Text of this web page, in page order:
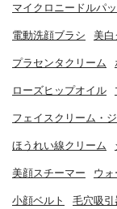
マイクロニードルパ
電動洗顔ブラシ 美白
プラセンタクリーム
ローズヒップオイル
フェイスクリーム・
ほうれい線クリーム
美顔スチーマー ウ
小顔ベルト 毛穴吸引